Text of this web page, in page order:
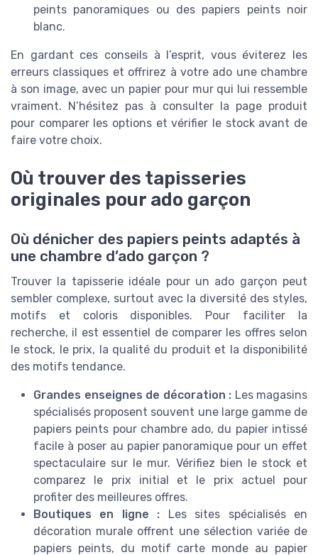
peints panoramiques ou des papiers peints noir
blanc.
En gardant ces conseils à l’esprit, vous éviterez les
erreurs classiques et offrirez à votre ado une chambre
à son image, avec un papier pour mur qui lui ressemble
vraiment. N’hésitez pas à consulter la page produit
pour comparer les options et vérifier le stock avant de
faire votre choix.
Où trouver des tapisseries
originales pour ado garçon
Où dénicher des papiers peints adaptés à
une chambre d’ado garçon ?
Trouver la tapisserie idéale pour un ado garçon peut
sembler complexe, surtout avec la diversité des styles,
motifs et coloris disponibles. Pour faciliter la
recherche, il est essentiel de comparer les offres selon
le stock, le prix, la qualité du produit et la disponibilité
des motifs tendance.
Grandes enseignes de décoration : Les magasins
spécialisés proposent souvent une large gamme de
papiers peints pour chambre ado, du papier intissé
facile à poser au papier panoramique pour un effet
spectaculaire sur le mur. Vérifiez bien le stock et
comparez le prix initial et le prix actuel pour
profiter des meilleures offres.
Boutiques en ligne : Les sites spécialisés en
décoration murale offrent une sélection variée de
papiers peints, du motif carte monde au papier